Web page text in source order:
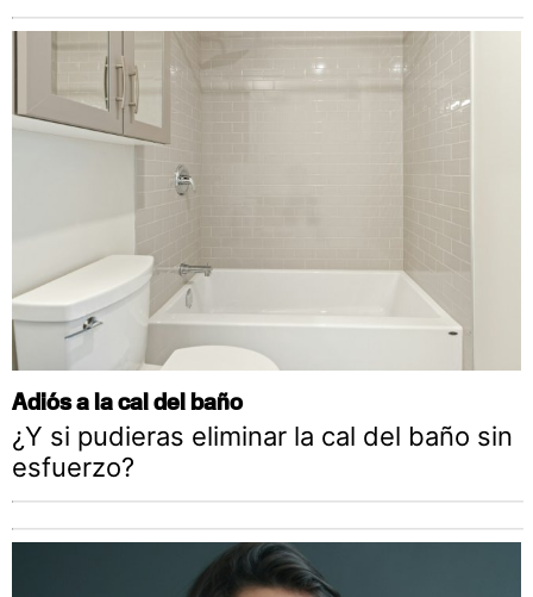
Adiós a la cal del baño
¿Y si pudieras eliminar la cal del baño sin
esfuerzo?